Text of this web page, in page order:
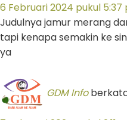
6 Februari 2024 pukul 5:37
Judulnya jamur merang
tapi kenapa semakin ke
ya
GDM Info